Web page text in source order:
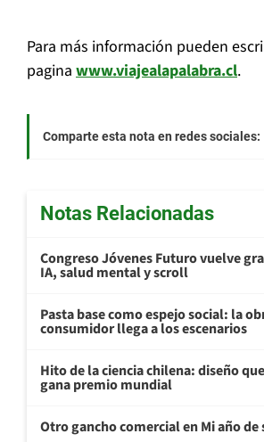
Para más información pueden
pagina www.viajealapalabra.cl.
Comparte esta nota en redes sociales:
Notas Relacionadas
Congreso Jóvenes Futuro vuelve
IA, salud mental y scroll
Pasta base como espejo social: la
consumidor llega a los escenarios
Hito de la ciencia chilena: diseño
gana premio mundial
Otro gancho comercial en Mi año